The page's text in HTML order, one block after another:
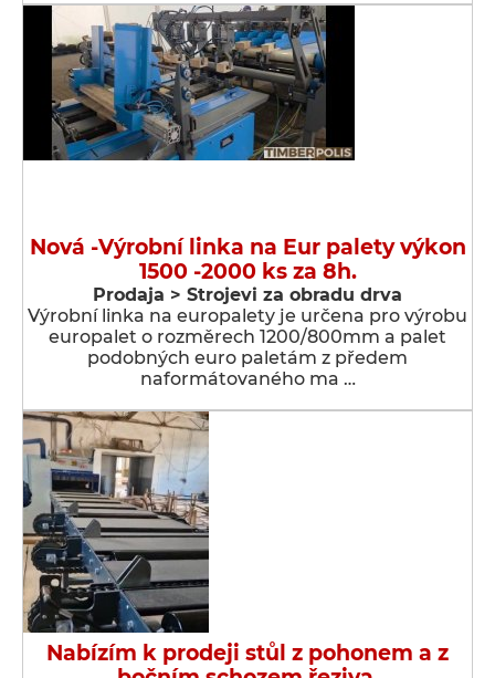
Nová -Výrobní linka na Eur palety výkon
1500 -2000 ks za 8h.
Prodaja > Strojevi za obradu drva
Výrobní linka na europalety je určena pro výrobu
europalet o rozměrech 1200/800mm a palet
podobných euro paletám z předem
naformátovaného ma …
Nabízím k prodeji stůl z pohonem a z